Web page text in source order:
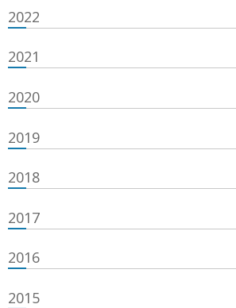
2022
2021
2020
2019
2018
2017
2016
2015